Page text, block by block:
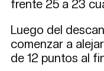
frente 25 a 23
Luego del
comenzar a
de 12 puntos al